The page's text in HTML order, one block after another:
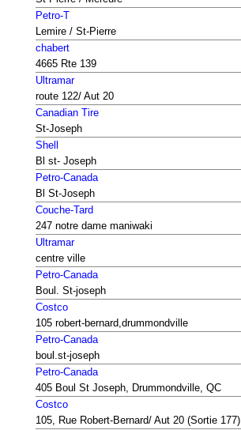
Petro-T
Lemire / St-Pierre
chabert
4665 Rte 139
Ultramar
route 122/ Aut 20
Canadian Tire
St-Joseph
Shell
Bl st- Joseph
Petro-Canada
Bl St-Joseph
Couche-Tard
247 notre dame maniwaki
Ultramar
centre ville
Petro-Canada
Boul. St-joseph
Costco
105 robert-bernard,drummondville
Petro-Canada
boul.st-joseph
Petro-Canada
405 Boul St Joseph, Drummondville, QC
Costco
105, Rue Robert-Bernard/ Aut 20 (Sortie 177)